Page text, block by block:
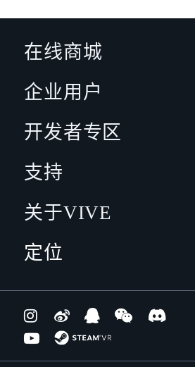
在线商城
企业用户
开发者专区
支持
关于VIVE
定位